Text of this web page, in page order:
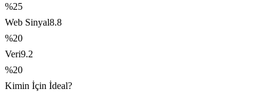
%25
Web Sinyal8.8
%20
Veri9.2
%20
Kimin İçin İdeal?